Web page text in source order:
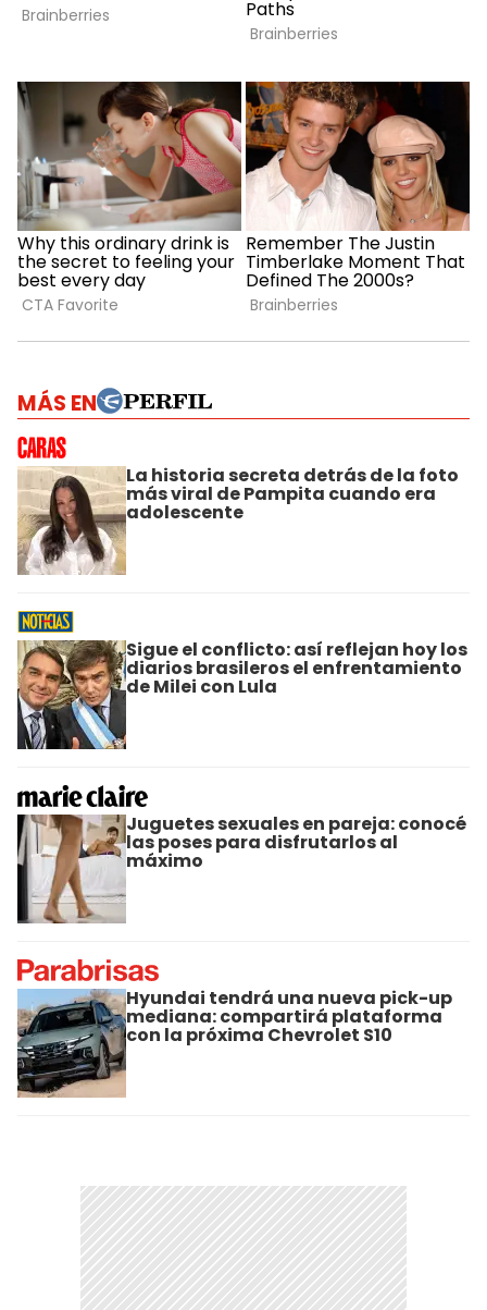
MÁS EN
La historia secreta detrás de la foto
más viral de Pampita cuando era
adolescente
Sigue el conflicto: así reflejan hoy los
diarios brasileros el enfrentamiento
de Milei con Lula
Juguetes sexuales en pareja: conocé
las poses para disfrutarlos al
máximo
Hyundai tendrá una nueva pick-up
mediana: compartirá plataforma
con la próxima Chevrolet S10